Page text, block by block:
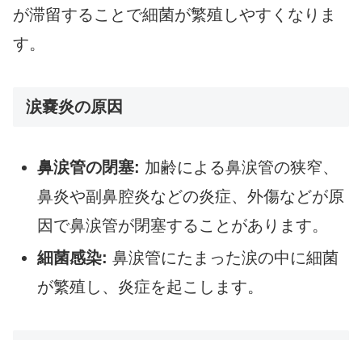
が滞留することで細菌が繁殖しやすくなりま
す。
涙嚢炎の原因
鼻涙管の閉塞: 加齢による鼻涙管の狭窄、
鼻炎や副鼻腔炎などの炎症、外傷などが原
因で鼻涙管が閉塞することがあります。
細菌感染: 鼻涙管にたまった涙の中に細菌
が繁殖し、炎症を起こします。